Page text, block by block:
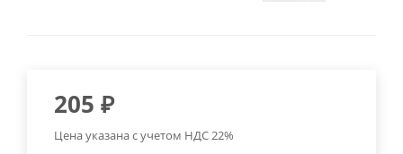
205 ₽
Цена указана с учетом НДС 22%